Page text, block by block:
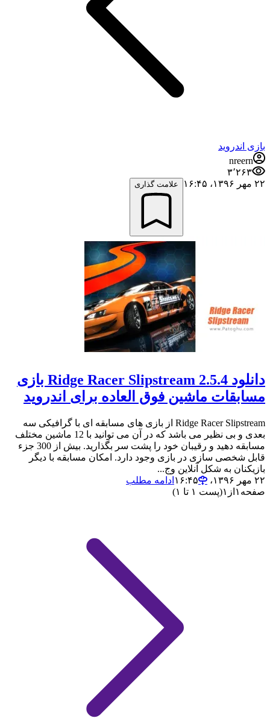
بازی اندروید
nreern
۳٬۲۶۳
۲۲ مهر ۱۳۹۶،‏ ۱۶:۴۵
علامت گذاری
دانلود Ridge Racer Slipstream 2.5.4 بازی
مسابقات ماشین فوق العاده برای اندروید
Ridge Racer Slipstream از بازی های مسابقه ای با گرافیکی سه
بعدی و بی نظیر می باشد که در آن می توانید با 12 ماشین مختلف
مسابقه دهید و رقیبان خود را پشت سر بگذارید. بیش از 300 جزء
قابل شخصی سازی در بازی وجود دارد. امکان مسابقه با دیگر
بازیکنان به شکل آنلاین وج...
۲۲ مهر ۱۳۹۶،‏ ۱۶:۴۵
ادامه مطلب
صفحه ۱ از ۱(پست ۱ تا ۱)